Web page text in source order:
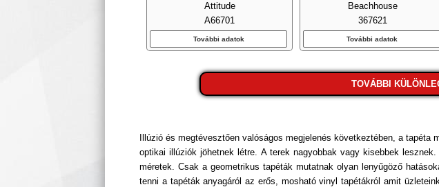
Attitude
A66701
További adatok
Beachhouse
367621
További adatok
TOVÁBBI
Illúzió és megtévesztően valóságos megjelenés következtében, a
optikai illúziók jöhetnek létre. A terek nagyobbak vagy kisebbek
méretek. Csak a geometrikus tapéták mutatnak olyan lenyűgöző
tenni a tapéták anyagáról az erős, mosható vinyl tapétákról amit